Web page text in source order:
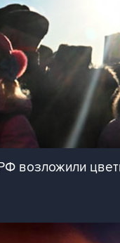
возложили